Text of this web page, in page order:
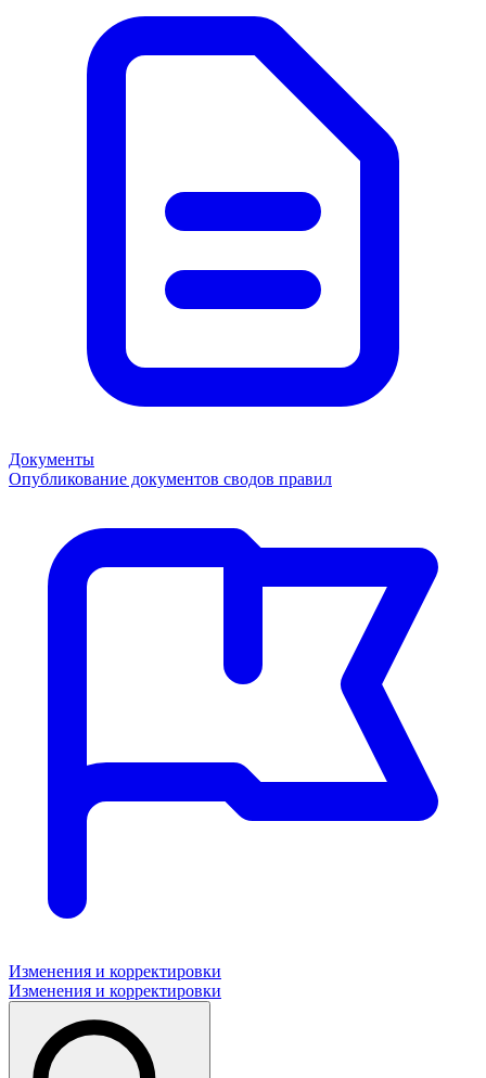
Документы
Опубликование документов сводов правил
Изменения и корректировки
Изменения и корректировки